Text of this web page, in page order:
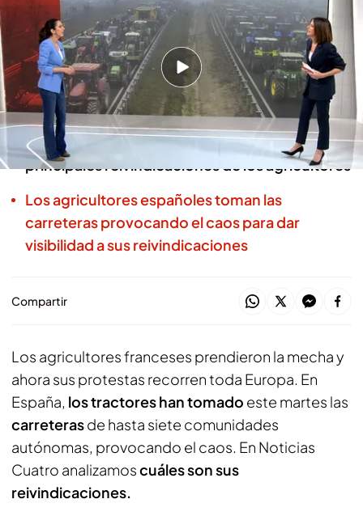
Redacción digital Noticias Cuatro
06 FEB 2024 - 15:00h.
Las protestas de los agricultores han tomado
las carreteras españolas provocando el caos
En Noticias Cuatro analizamos cuáles son las
principales reivindicaciones de los agricultores
Los agricultores españoles toman las
carreteras provocando el caos para dar
visibilidad a sus reivindicaciones
Compartir
Los agricultores franceses prendieron la mecha y
ahora sus protestas recorren toda Europa. En
España, los tractores han tomado este martes las
carreterasde hasta siete comunidades
autónomas, provocando el caos. En Noticias
Cuatro analizamoscuáles son sus
reivindicaciones.